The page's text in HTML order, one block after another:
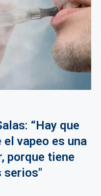
“Hay que
vapeo es una
porque tiene
serios"